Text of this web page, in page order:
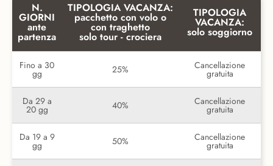
N.
GIORNI
ante
partenza
TIPOLOGIA VACANZA:
pacchetto con volo o
con traghetto
solo tour - crociera
TIPOLOGIA
VACANZA:
solo soggiorno
Fino a 30
gg 25% Cancellazione
gratuita
Da 29 a
20 gg 40% Cancellazione
gratuita
Da 19 a 9
gg 50% Cancellazione
gratuita